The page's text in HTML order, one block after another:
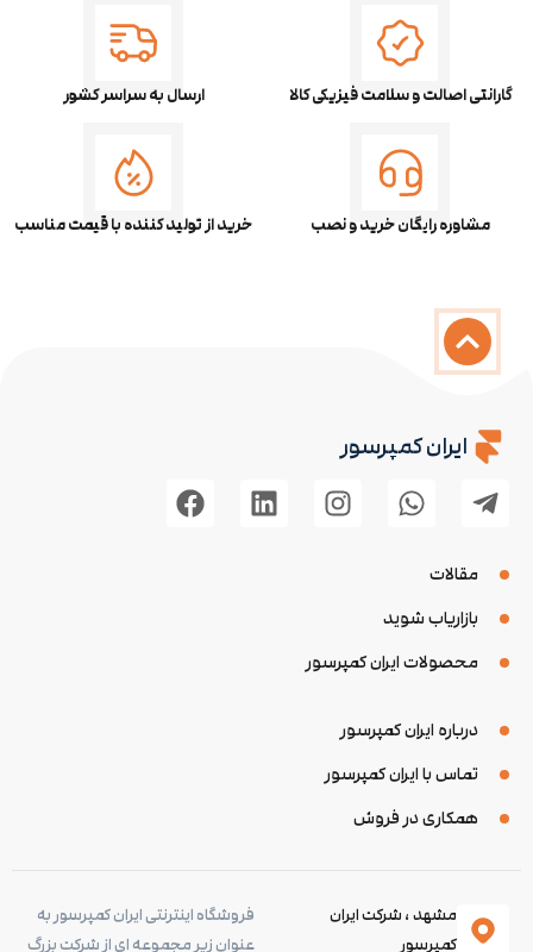
گارانتی اصالت و سلامت فیزیکی کالا ارسال به سراسر کشور
مشاوره رایگان خرید و نصب خرید از تولید کننده با قیمت مناسب
درباره ایران کمپرسور
تماس با ایران کمپرسور
همکاری در فروش
مقالات
بازاریاب شوید
محصولات ایران کمپرسور
ایران کمپرسور
فروشگاه اینترنتی ایران کمپرسور به
عنوان زیر مجموعه ای از شرکت بزرگ
مشهد ، شرکت ایران
کمپرسور